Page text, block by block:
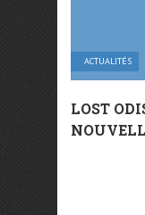
ACTUALITÉS
LOST